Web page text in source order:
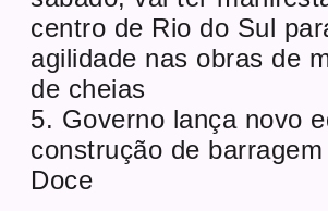
centro de Rio do Sul
agilidade nas obras de
de cheias
5. Governo lança novo
construção de
Doce